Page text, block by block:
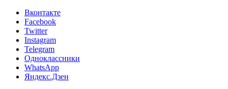
Вконтакте
Facebook
Twitter
Instagram
Telegram
Одноклассники
WhatsApp
Яндекс.Дзен